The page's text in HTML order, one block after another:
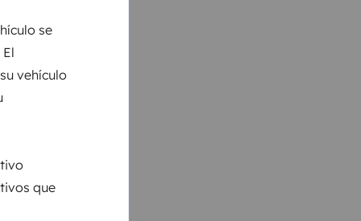
se
vehículo
que